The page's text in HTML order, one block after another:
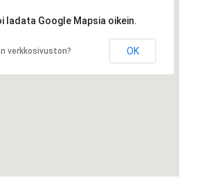
ladata Google Mapsia oikein.
verkkosivuston? OK